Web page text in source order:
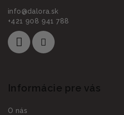
info@dalora.sk
+421 908 941 788
Informácie pre vás
O nás